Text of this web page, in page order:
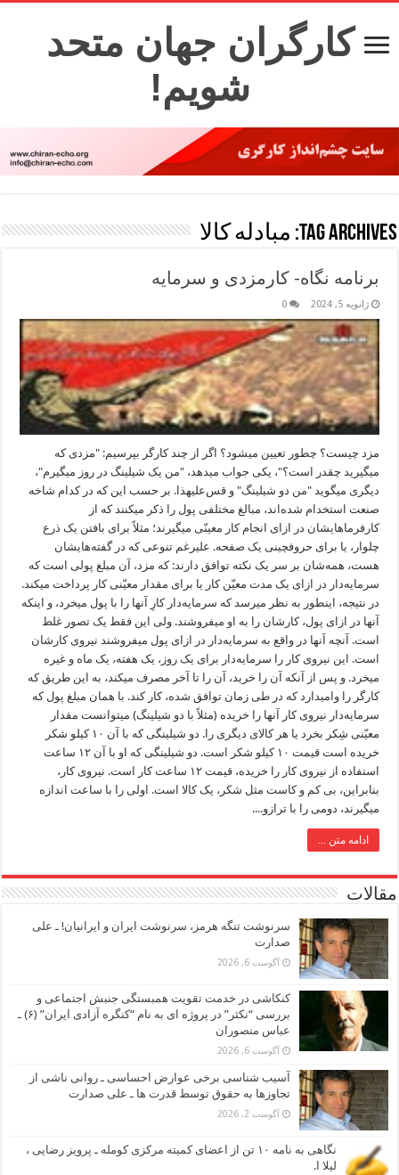
کارگران جهان متحد
شویم!
Tag Archives: مبادله کالا
برنامه نگاه- کارمزدی و سرمایه
ژانویه 5, 2024 0
مزد چیست؟ چطور تعیین میشود؟ اگر از چند کارگر بپرسیم: "مزدی که
میگیرید چقدر است؟"، یکی جواب میدهد، "من یک شیلینگ در روز میگیرم"،
دیگری میگوید "من دو شیلینگ" و قس‌علیهذا. بر حسب این که در کدام شاخه
صنعت استخدام شده‌اند، مبالغ مختلفی پول را ذکر میکنند که از
کارفرماهایشان در ازای انجام کار معینّی میگیرند؛ مثلاً برای بافتن یک ذرع
چلوار، یا برای حروفچینی یک صفحه. علیرغم تنوعی که در گفته‌هایشان
هست، همه‌شان بر سر یک نکته توافق دارند: که مزد، آن مبلغ پولی است که
سرمایه‌دار در ازای یک مدت معیّن کار یا برای مقدار معیّنی کار پرداخت میکند.
در نتیجه، اینطور به نظر میرسد که سرمایه‌دار کارِ آنها را با پول میخرد، و اینکه
آنها در ازای پول، کارشان را به او میفروشند. ولی این فقط یک تصور غلط
است. آنچه آنها در واقع به سرمایه‌دار در ازای پول میفروشند نیروی کارشان
است. این نیروی کار را سرمایه‌دار برای یک روز، یک هفته، یک ماه و غیره
میخرد. و پس از آنکه آن را خرید، آن را تا آخر مصرف میکند، به این طریق که
کارگر را وامیدارد که در طی زمان توافق شده، کار کند. با همان مبلغ پول که
سرمایه‌دار نیروی کار آنها را خریده (مثلاً با دو شیلینگ) میتوانست مقدار
معیّنی شِکر بخرد یا هر کالای دیگری را. دو شیلینگی که با آن ١٠ کیلو شکر
خریده است قیمت ١٠ کیلو شکر است. دو شیلینگی که او با آن ۱۲ ساعت
استفاده از نیروی کار را خریده، قیمت ۱۲ ساعت کار است. نیروی کار،
بنابراین، بی کم و کاست مثل شکر، یک کالا است. اولی را با ساعت اندازه
میگیرند، دومی را با ترازو....
ادامه متن ...
مقالات
سرنوشت تنگه هرمز، سرنوشت ایران و ایرانیان! ـ علی
صدارت
آگوست 6, 2026
کنکاشی در خدمت تقویت همبستگی جنبش اجتماعی و
بررسی “نکثر” در پروژه ای به نام “کنگره آزادی ایران” (۶) ـ
عباس منصوران
آگوست 6, 2026
آسیب شناسی برخی عوارض احساسی ـ روانی ناشی از
تجاوزها به حقوق توسط قدرت ها ـ علی صدارت
آگوست 2, 2026
نگاهی به نامه ۱۰ تن از اعضای کمیته مرکزی کومله ـ پرویز رضایی ،
لیلا ا.